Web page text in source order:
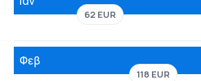
62 EUR
Φεβ
118 EUR